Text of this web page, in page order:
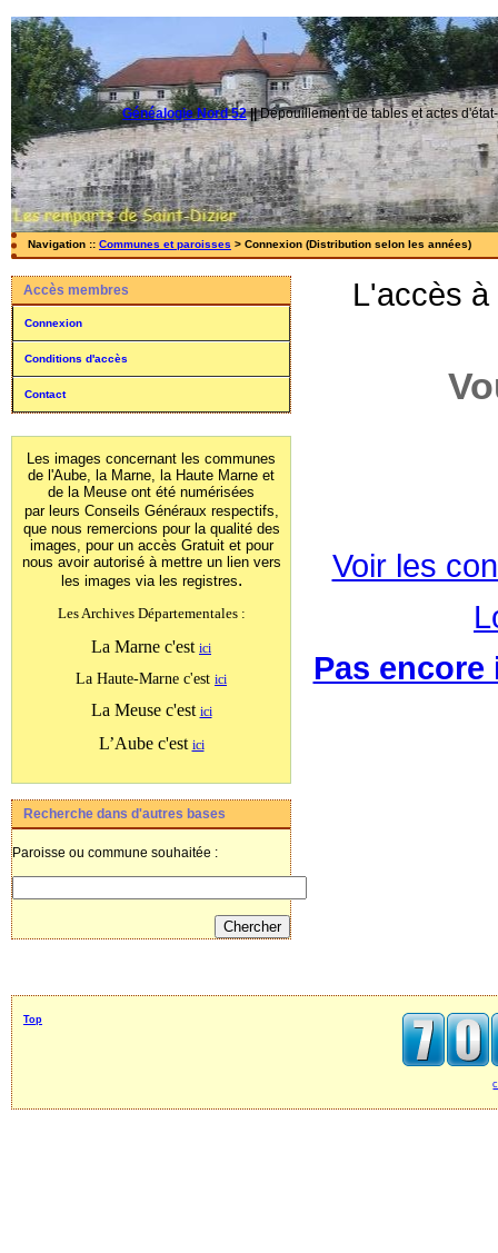
Généalogie Nord 52||Dépouillement de tables et actes
Navigation :: Communes et paroisses > Connexion (Distribution selon les années)
Accès membres
Connexion
Conditions d'accès
Contact
Les images concernant les communes
de l'Aube, la Marne, la Haute Marne et
de la Meuse ont été numérisées
par leurs Conseils Généraux respectifs,
que nous remercions pour la qualité des
images, pour un accès Gratuit et pour
nous avoir autorisé à mettre un lien vers
les images via les registres.
Les Archives Départementales :
La Marne c'est ici
La Haute-Marne c'est ici
La Meuse c'est ici
L’Aube c'est ici
Recherche dans d'autres bases
Paroisse ou commune souhaitée :
L'accès
Voir les
Pas
Top